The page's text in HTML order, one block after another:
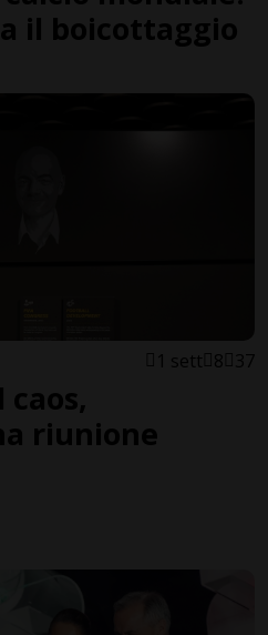
il boicottaggio
1 sett 8 37
riunione